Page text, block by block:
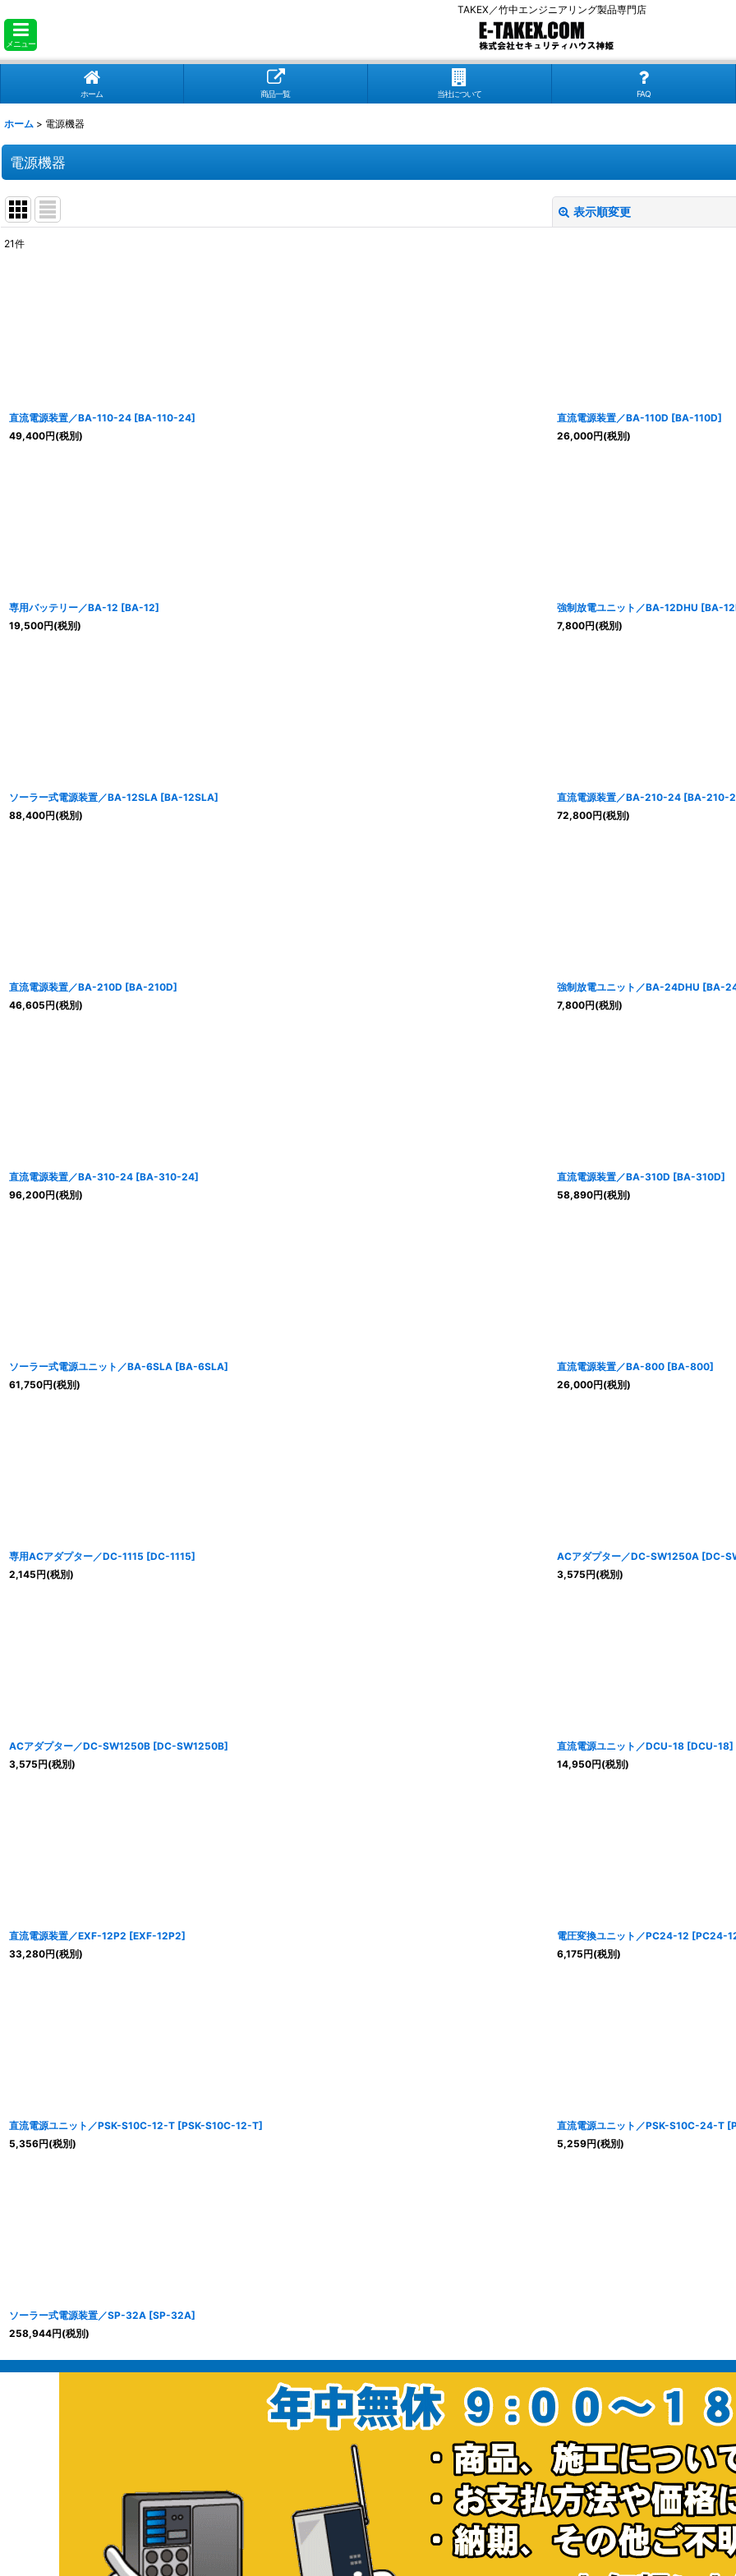
TAKEX／竹中エンジニアリング製品専門店
メニュー
ホーム 商品一覧 当社について FAQ
ホーム > 電源機器
電源機器
表示順変更
21件
直流電源装置／BA-110-24 [BA-110-24]
49,400円(税別)
直流電源装置／BA-110D [BA-110D]
26,000円(税別)
専用バッテリー／BA-12 [BA-12]
19,500円(税別)
強制放電ユニット／BA-12DHU [BA-
7,800円(税別)
ソーラー式電源装置／BA-12SLA [BA-12SLA]
88,400円(税別)
直流電源装置／BA-210-24 [BA-210-
72,800円(税別)
直流電源装置／BA-210D [BA-210D]
46,605円(税別)
強制放電ユニット／BA-24DHU [BA-
7,800円(税別)
直流電源装置／BA-310-24 [BA-310-24]
96,200円(税別)
直流電源装置／BA-310D [BA-310D]
58,890円(税別)
ソーラー式電源ユニット／BA-6SLA [BA-6SLA]
61,750円(税別)
直流電源装置／BA-800 [BA-800]
26,000円(税別)
専用ACアダプター／DC-1115 [DC-1115]
2,145円(税別)
ACアダプター／DC-SW1250A [DC-
3,575円(税別)
ACアダプター／DC-SW1250B [DC-SW1250B]
3,575円(税別)
直流電源ユニット／DCU-18 [DCU-18]
14,950円(税別)
直流電源装置／EXF-12P2 [EXF-12P2]
33,280円(税別)
電圧変換ユニット／PC24-12 [PC24-
6,175円(税別)
直流電源ユニット／PSK-S10C-12-T [PSK-S10C-12-T]
5,356円(税別)
直流電源ユニット／PSK-S10C-24-T [
5,259円(税別)
ソーラー式電源装置／SP-32A [SP-32A]
258,944円(税別)